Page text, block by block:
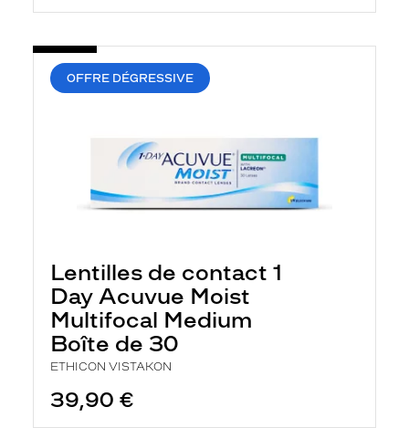
OFFRE DÉGRESSIVE
Lentilles de contact 1
Day Acuvue Moist
Multifocal Medium
Boîte de 30
ETHICON VISTAKON
39,90 €